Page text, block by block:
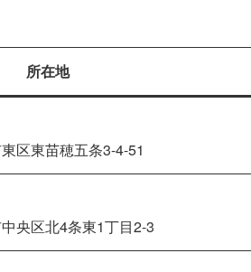
所在地
区東苗穂五条3-4-51
央区北4条東1丁目2-3